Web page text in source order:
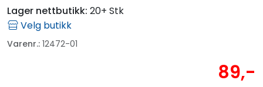
Lager nettbutikk: 20+ Stk
Velg butikk
Varenr.: 12472-01
89,-
Kampanje